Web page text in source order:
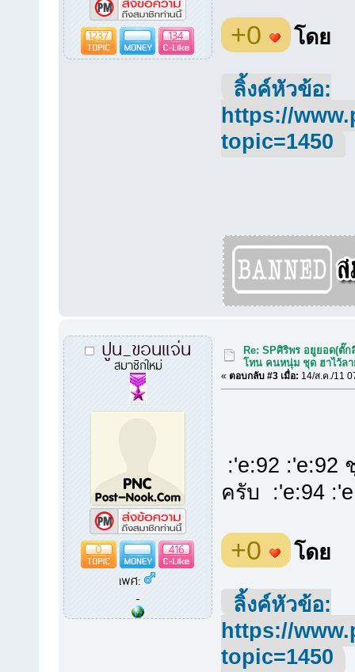
1237 134 +0 โดย
ลิ้งค์หัวข้อ:
https://
topic=1450
ปูน_ขอนแจ่น
สมาชิกใหม่
0
416
เพศ:
-
Re: SPศิริพร อยูยอด(ตั๊
โทน คนหนุ่ม ชุด ฮาไว้ล
« ตอบกลับ #3 เมื่อ: 14/ส.ค./11
:'e:92 :'e:92
ครับ :'e:94
+0 โดย
ลิ้งค์หัวข้อ:
https://
topic=1450